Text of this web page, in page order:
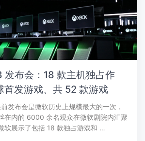
发布会：18 款主机独占作
首发游戏、共 52 款游戏
发布会是微软历史上规模最大的一次，
在内的 6000 余名观众在微软剧院内汇聚
软展示了包括 18 款独占游戏和 …